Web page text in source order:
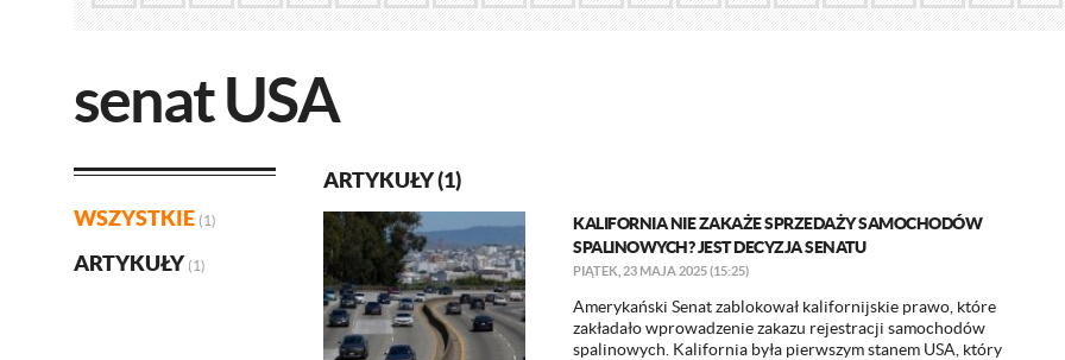
senat USA
WSZYSTKIE (1)
ARTYKUŁY (1)
ARTYKUŁY (1)
KALIFORNIA NIE ZAKAŻE SPRZEDAŻY SAMOCHODÓW
SPALINOWYCH? JEST DECYZJA SENATU
PIĄTEK, 23 MAJA 2025 (15:25)
Amerykański Senat zablokował kalifornijskie prawo, które
zakładało wprowadzenie zakazu rejestracji samochodów
spalinowych. Kalifornia była pierwszym stanem USA, który